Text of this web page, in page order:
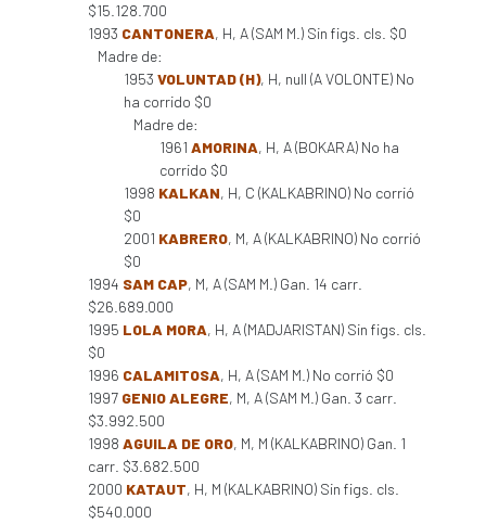
$15.128.700
1993 CANTONERA, H, A (SAM M.) Sin figs. cls. $0
Madre de:
1953 VOLUNTAD (H), H, null (A VOLONTE) No
ha corrido $0
Madre de:
1961 AMORINA, H, A (BOKARA) No ha
corrido $0
1998 KALKAN, H, C (KALKABRINO) No corrió
$0
2001 KABRERO, M, A (KALKABRINO) No corrió
$0
1994 SAM CAP, M, A (SAM M.) Gan. 14 carr.
$26.689.000
1995 LOLA MORA, H, A (MADJARISTAN) Sin figs. cls.
$0
1996 CALAMITOSA, H, A (SAM M.) No corrió $0
1997 GENIO ALEGRE, M, A (SAM M.) Gan. 3 carr.
$3.992.500
1998 AGUILA DE ORO, M, M (KALKABRINO) Gan. 1
carr. $3.682.500
2000 KATAUT, H, M (KALKABRINO) Sin figs. cls.
$540.000